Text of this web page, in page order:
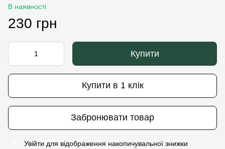
В наявності
230 грн
Купити
Купити в 1 клік
Забронювати товар
Увійти для відображення накопичувальної знижки